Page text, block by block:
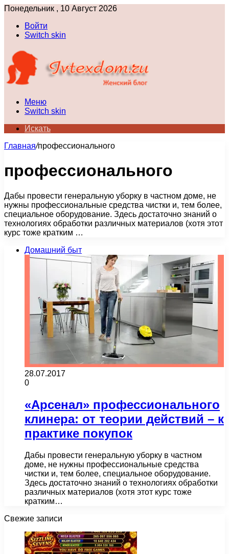
Понедельник , 10 Август 2026
Войти
Switch skin
Меню
Switch skin
Искать
Главная/профессионального
профессионального
Дабы провести генеральную уборку в частном доме, не
нужны профессиональные средства чистки и, тем более,
специальное оборудование. Здесь достаточно знаний о
технологиях обработки различных материалов (хотя этот
курс тоже кратким …
Домашний быт
28.07.2017
0
«Арсенал» профессионального
клинера: от теории действий – к
практике покупок
Дабы провести генеральную уборку в частном
доме, не нужны профессиональные средства
чистки и, тем более, специальное оборудование.
Здесь достаточно знаний о технологиях обработки
различных материалов (хотя этот курс тоже
кратким…
Свежие записи